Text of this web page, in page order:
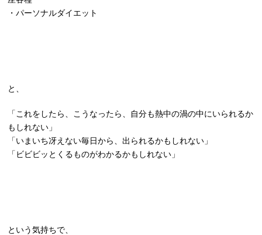
・パーソナルダイエット
と、
「これをしたら、こうなったら、自分も熱中の渦の中にいられるか
もしれない」
「いまいち冴えない毎日から、出られるかもしれない」
「ビビビッとくるものがわかるかもしれない」
という気持ちで、